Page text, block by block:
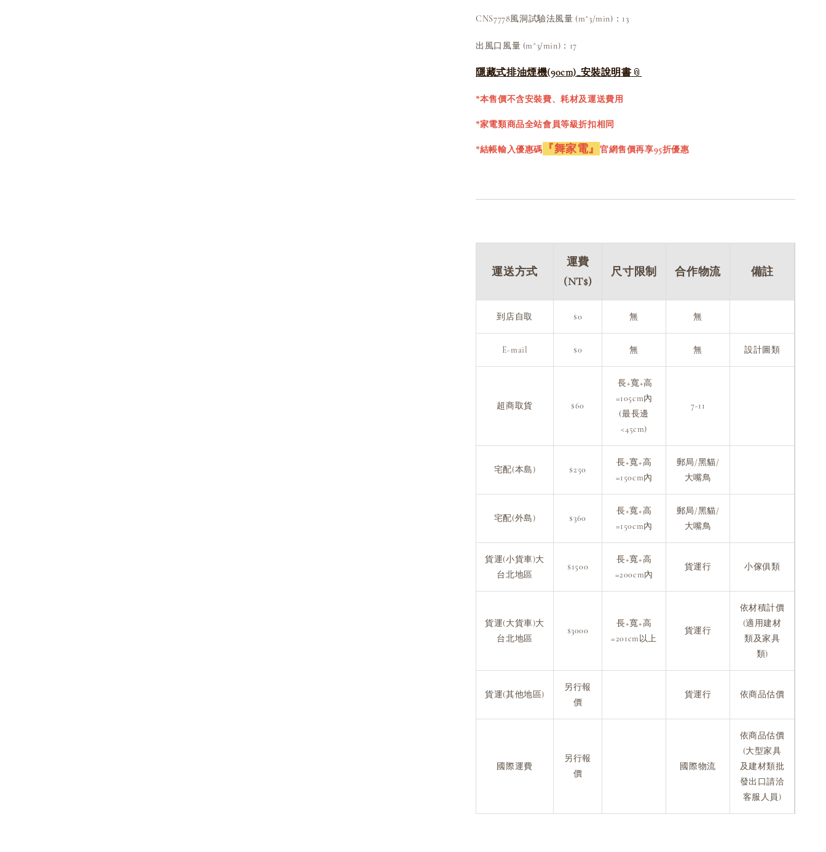
CNS7778風洞試驗法風量 (m^3/min)：13
出風口風量 (m^3/min)：17
隱藏式排油煙機(90cm)_安裝說明書
*本售價不含安裝費、耗材及運送費用
*家電類商品全站會員等級折扣相同
*結帳輸入優惠碼 『舞家電』 官網售價再享95折優惠
運送方式
運費
(NT$)
尺寸限制 合作物流 備註
到店自取 $0 無 無
E-mail $0 無 無 設計圖類
超商取貨 $60
長+寬+高
=105cm內
(最長邊
<45cm)
7-11
宅配(本島) $250
長+寬+高
=150cm內
郵局/黑貓/
大嘴鳥
宅配(外島) $360
長+寬+高
=150cm內
郵局/黑貓/
大嘴鳥
貨運(小貨車)大
台北地區
$1500
長+寬+高
=200cm內
貨運行 小傢俱類
貨運(大貨車)大
台北地區
$3000
長+寬+高
=201cm以上
貨運行
依材積計價
(適用建材
類及家具
類)
貨運(其他地區)
另行報
價
貨運行 依商品估價
國際運費
另行報
價
國際物流
依商品估價
(大型家具
及建材類批
發出口請洽
客服人員)